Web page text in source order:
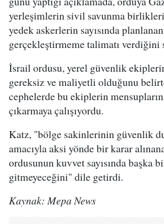
yerleşimlerin sivil savunma
yedek askerlerin sayısında
gerçekleştirmeme talimatı verdiğini
İsrail ordusu, yerel güvenlik
gereksiz ve maliyetli olduğunu
cephelerde bu ekiplerin
çıkarmaya çalışıyordu.
Katz, "bölge sakinlerinin güvenlik
amacıyla aksi yönde bir karar
ordusunun kuvvet sayısında başka
gitmeyeceğini" dile getirdi.
Kaynak: Mepa News